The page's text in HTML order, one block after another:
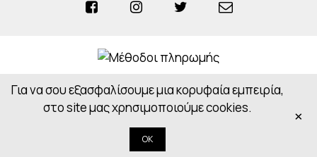
Anosiapharmacy © 2026 - All Rights Reserved
Powered byCloudOn
Για να σου εξασφαλίσουμε μια κορυφαία εμπειρία,
στο site μας χρησιμοποιούμε cookies.
OK
×